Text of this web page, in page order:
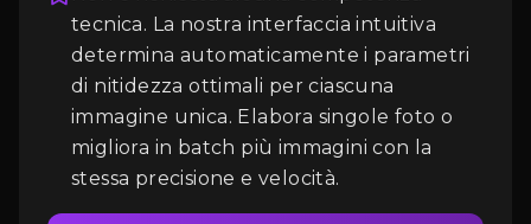
tecnica. La nostra interfaccia intuitiva
determina automaticamente i parametri
di nitidezza ottimali per ciascuna
immagine unica. Elabora singole foto o
migliora in batch più immagini con la
stessa precisione e velocità.
Accesso